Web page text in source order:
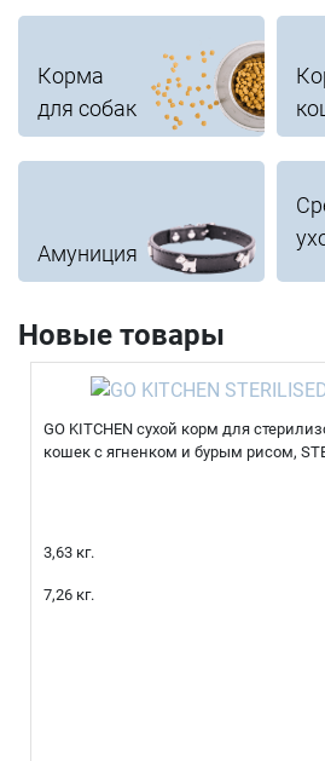
Корма
для собак
Амуниция
Новые товары
GO KITCHEN сухой корм для
кошек с ягненком и бурым рисом,
3,63 кг.
7,26 кг.